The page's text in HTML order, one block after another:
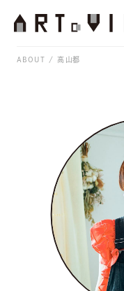
ABOUT 高山都